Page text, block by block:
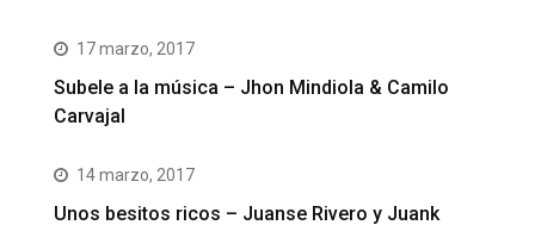
17 marzo, 2017
Subele a la música – Jhon Mindiola & Camilo
Carvajal
14 marzo, 2017
Unos besitos ricos – Juanse Rivero y Juank